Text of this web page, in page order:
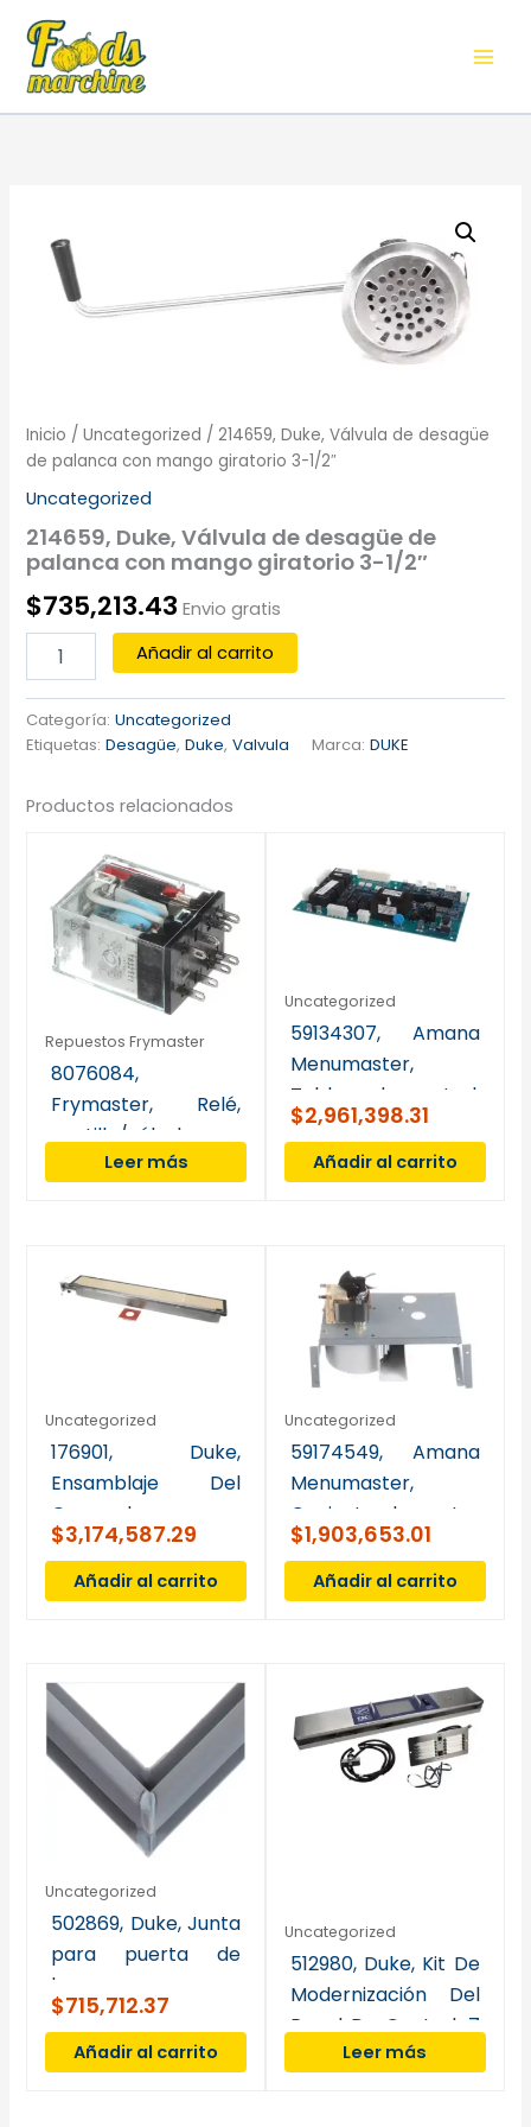
contenido
Inicio /Uncategorized / 214659, Duke, Válvula de desagüe
de palanca con mango giratorio 3-1/2″
Uncategorized
214659, Duke, Válvula de desagüe de
palanca con mango giratorio 3-1/2″
$735,213.43 Envio gratis
Válvula
desagüe
giratorio
3-
1/2"
cantidad
Añadir al carrito
Categoría:Uncategorized
Etiquetas:Desagüe,Duke,Valvula Marca:DUKE
Productos relacionados
Repuestos Frymaster
8076084,
Frymaster, Relé,
pestillo/válvula,
DPDT, 7 A, 12 V
Leer más
Uncategorized
59134307, Amana
Menumaster,
Tablero de control,
alto voltaje
$2,961,398.31
Añadir al carrito
Uncategorized
176901, Duke,
Ensamblaje Del
Quemador
Infrarrojo
$3,174,587.29
Añadir al carrito
Uncategorized
59174549, Amana
Menumaster,
Conjunto de motor
del soplador, JET60
$1,903,653.01
Añadir al carrito
Uncategorized
502869, Duke, Junta
para puerta de
horno
$715,712.37
Añadir al carrito
Uncategorized
512980, Duke, Kit De
Modernización Del
Panel De Control, 7
“, Gen 1 Y 3Leer más
desagüe
de
palanca